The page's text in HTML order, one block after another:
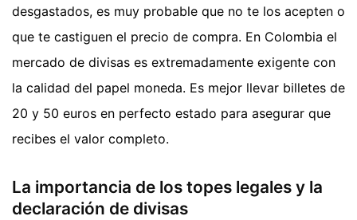
desgastados, es muy probable que no te los acepten o
que te castiguen el precio de compra. En Colombia el
mercado de divisas es extremadamente exigente con
la calidad del papel moneda. Es mejor llevar billetes de
20 y 50 euros en perfecto estado para asegurar que
recibes el valor completo.
La importancia de los topes legales y la
declaración de divisas